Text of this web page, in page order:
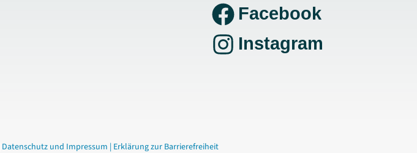
Facebook
Instagram
Datenschutz und Impressum | Erklärung zur Barrierefreiheit